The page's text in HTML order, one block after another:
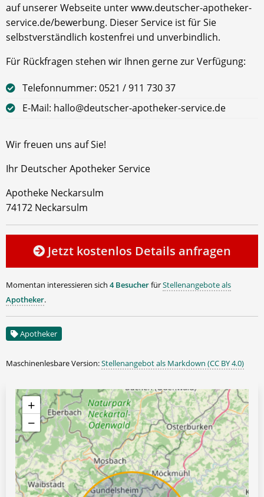
auf unserer Webseite unter www.deutscher-apotheker-
service.de/bewerbung. Dieser Service ist für Sie
selbstverständlich kostenfrei und unverbindlich.
Für Rückfragen stehen wir Ihnen gerne zur Verfügung:
Telefonnummer: 0521 / 911 730 37
E-Mail: hallo@deutscher-apotheker-service.de
Wir freuen uns auf Sie!
Ihr Deutscher Apotheker Service
Apotheke Neckarsulm
74172 Neckarsulm
Jetzt kostenlos Details anfragen
Momentan interessieren sich 4 BesucherfürStellenangebote als
Apotheker.
Apotheker
Maschinenlesbare Version:Stellenangebot als Markdown (CC BY 4.0)
+
−